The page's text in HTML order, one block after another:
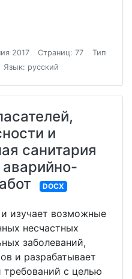
2017 Страниц: 77
Тип
Язык: русский
и
санитария
DOCX
изучает возможные
несчастных
заболеваний,
и разрабатывает
с целью